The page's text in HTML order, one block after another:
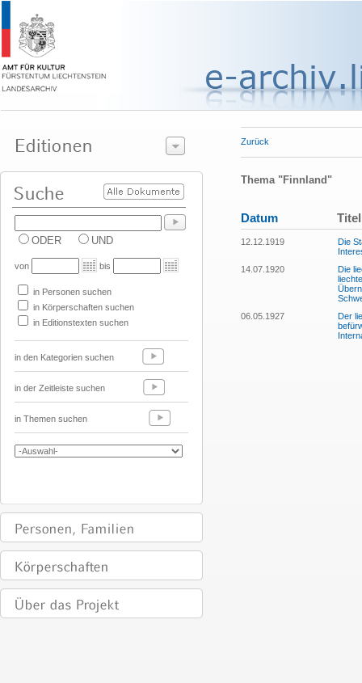
ODER UND
von bis
in Personen suchen
in Körperschaften suchen
in Editionstexten suchen
in den Kategorien suchen
in der Zeitleiste suchen
in Themen suchen
Zurück
Thema "Finnland"
Datum Titel
12.12.1919
Die
14.07.1920
Die
06.05.1927
Der